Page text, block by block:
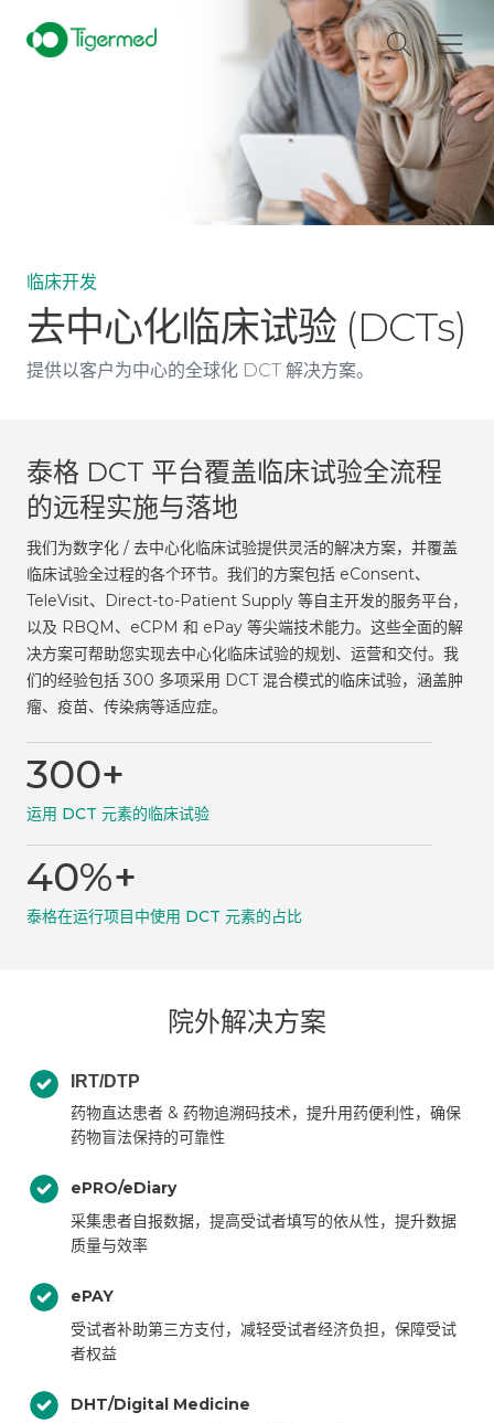
临床开发
去中心化临床试验 (DCTs)
提供以客户为中心的全球化 DCT 解决方案。
泰格 DCT 平台覆盖临床试验全流程
的远程实施与落地
我们为数字化 / 去中心化临床试验提供灵活的解决方案，并覆盖
临床试验全过程的各个环节。我们的方案包括 eConsent、
TeleVisit、Direct-to-Patient Supply 等自主开发的服务平台，
以及 RBQM、eCPM 和 ePay 等尖端技术能力。这些全面的解
决方案可帮助您实现去中心化临床试验的规划、运营和交付。我
们的经验包括 300 多项采用 DCT 混合模式的临床试验，涵盖肿
瘤、疫苗、传染病等适应症。
300+
运用 DCT 元素的临床试验
40%+
泰格在运行项目中使用 DCT 元素的占比
院外解决方案
IRT/DTP
药物直达患者 & 药物追溯码技术，提升用药便利性，确保
药物盲法保持的可靠性
ePRO/eDiary
采集患者自报数据，提高受试者填写的依从性，提升数据
质量与效率
ePAY
受试者补助第三方支付，减轻受试者经济负担，保障受试
者权益
DHT/Digital Medicine